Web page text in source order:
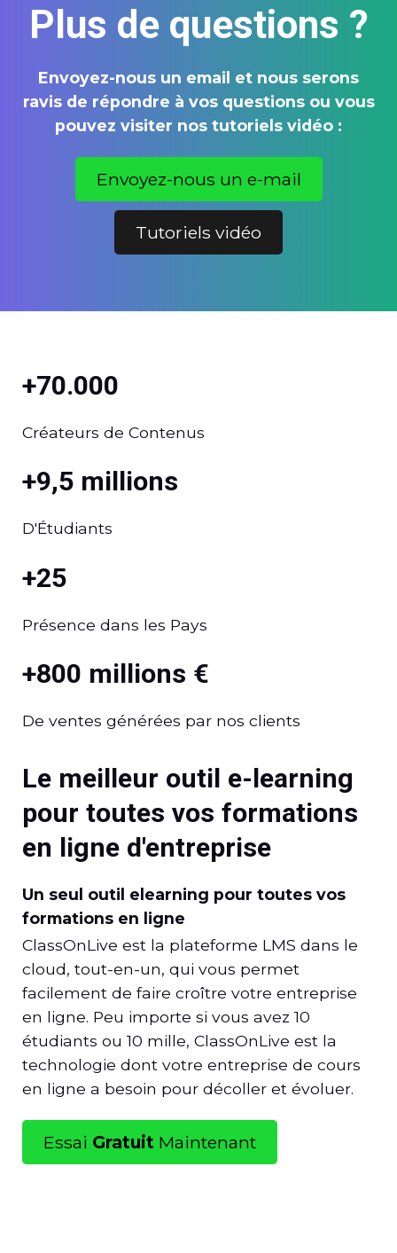
Plus de questions ?
Envoyez-nous un email et nous serons
ravis de répondre à vos questions ou vous
pouvez visiter nos tutoriels vidéo :
Envoyez-nous un e-mail
Tutoriels vidéo
+70.000
Créateurs de Contenus
+9,5 millions
D'Étudiants
+25
Présence dans les Pays
+800 millions €
De ventes générées par nos clients
Le meilleur outil e-learning
pour toutes vos formations
en ligne d'entreprise
Un seul outil elearning pour toutes vos
formations en ligne
ClassOnLive est la plateforme LMS dans le
cloud, tout-en-un, qui vous permet
facilement de faire croître votre entreprise
en ligne. Peu importe si vous avez 10
étudiants ou 10 mille, ClassOnLive est la
technologie dont votre entreprise de cours
en ligne a besoin pour décoller et évoluer.
Essai Gratuit Maintenant